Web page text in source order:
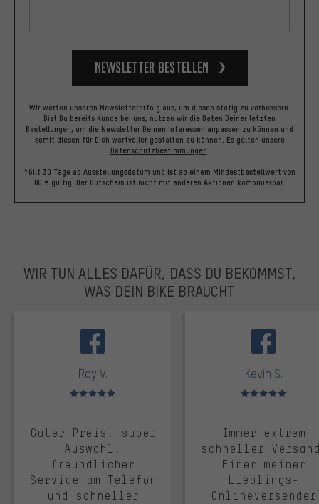
Newsletter bestellen
Wir werten unseren Newslettererfolg aus, um diesen stetig zu verbessern.
Bist Du bereits Kunde bei uns, nutzen wir die Daten Deiner letzten
Bestellungen, um die Newsletter Deinen Interessen anpassen zu können und
somit diesen für Dich wertvoller gestalten zu können. Es gelten unsere
Datenschutzbestimmungen
*Gilt 30 Tage ab Ausstellungsdatum und ist ab einem Mindestbestellwert von
60 € gültig. Der Gutschein ist nicht mit anderen Aktionen kombinierbar.
WIR TUN ALLES DAFÜR, DASS DU BEKOMMST,
WAS DEIN BIKE BRAUCHT
Roy V.
Bewertungen: 5 von 5
Guter Preis, super
Auswahl,
freundlicher
Service am Telefon
und schneller
Kevin S.
Bewertungen: 5 von 5
Immer extrem
schneller
Einer meiner
Lieblings-
Onlineversender